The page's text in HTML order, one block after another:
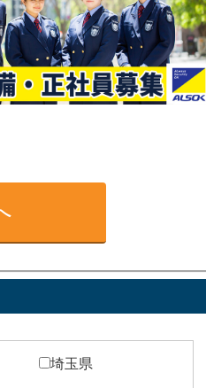
て警備員に転職しまし
来客対応などサービス
警備員に挑戦したい
埼玉県